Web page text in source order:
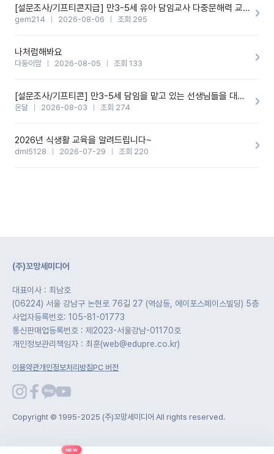
[설문조사/기프티콘지급] 만3-5세 유아 담임교사 다중문해력 교육 증진을 위한 설문조사
gem214 2026-08-06 조회 295
나처럼해봐요
다둥이맘 2026-08-05 조회 133
[설문조사/기프티콘] 만3-5세 담임을 맡고 있는 선생님들을 대상으로 설문조사를 합니다!
온달 2026-08-03 조회 274
2026년 식생활 교육을 알려드립니다~
dml5128 2026-07-29 조회 220
(주)꼬망세미디어
대표이사 : 최남호
(06224) 서울 강남구 논현로 76길 27 (역삼동, 에이포스페이스빌딩) 5층
사업자등록번호: 105-81-01773
통신판매업등록번호 : 제2023-서울강남-01170호
개인정보관리책임자 : 최훈(web@edupre.co.kr)
이용약관개인정보처리방침PC 버전
Copyright © 1995-2025 (주)꼬망세미디어 All rights reserved.
NEW